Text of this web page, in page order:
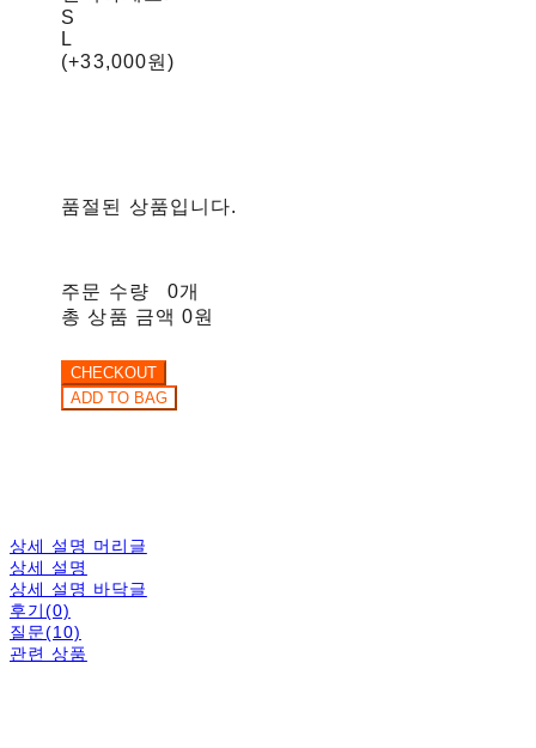
S
L
(+33,000원)
품절된 상품입니다.
주문 수량
0개
총 상품 금액 0원
상세 설명 머리글
상세 설명
상세 설명 바닥글
후기(0)
질문(10)
관련 상품